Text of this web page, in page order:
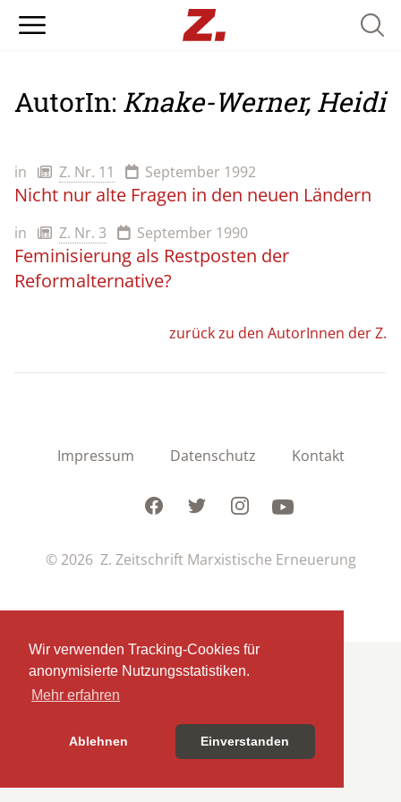
Wir verwenden Tracking-Cookies für
anonymisierte Nutzungsstatistiken.
Mehr erfahren
Ablehnen Einverstanden
AutorIn: Knake-Werner, Heidi
in Z. Nr. 11 September 1992
Nicht nur alte Fragen in den neuen Ländern
in Z. Nr. 3 September 1990
Feminisierung als Restposten der
Reformalternative?
zurück zu den AutorInnen der Z.
Impressum Datenschutz Kontakt
FacebookTwitterInstagramYoutube
© 2026 Z. Zeitschrift Marxistische Erneuerung